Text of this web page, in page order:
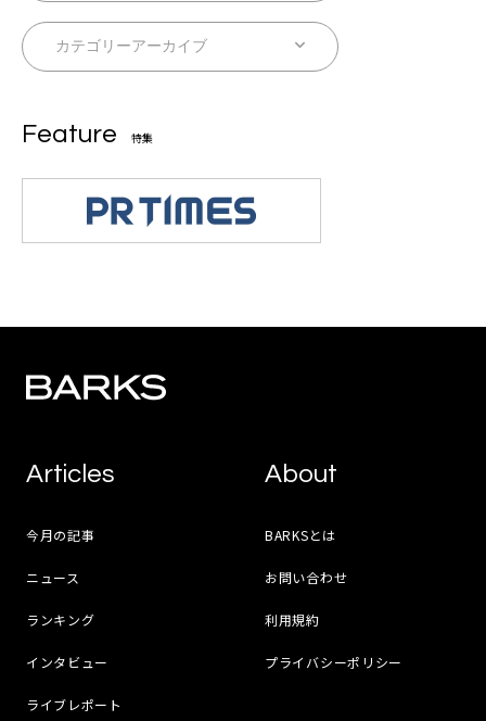
Feature 特集
Articles
今月の記事
ニュース
ランキング
インタビュー
ライブレポート
About
BARKSとは
お問い合わせ
利用規約
プライバシーポリシー